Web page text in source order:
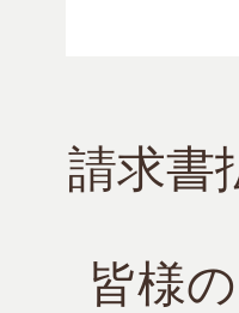
請求書
皆様